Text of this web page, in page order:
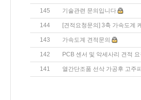
145 기술관련 문의입니다
144 [견적요청문의] 3축 가속도계
143 가속도계 견적문의
142 PCB 센서 및 악세사리 견적
141 열간단조품 선삭 가공후 고주